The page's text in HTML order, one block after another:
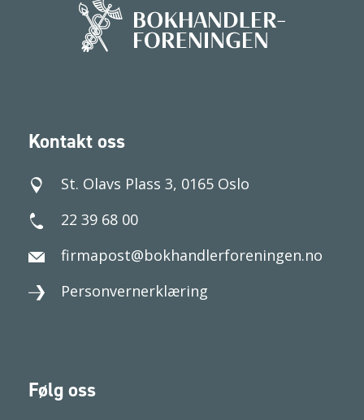
Kontakt oss
St. Olavs Plass 3, 0165 Oslo
22 39 68 00
firmapost@bokhandlerforeningen.no
Personvernerklæring
Følg oss